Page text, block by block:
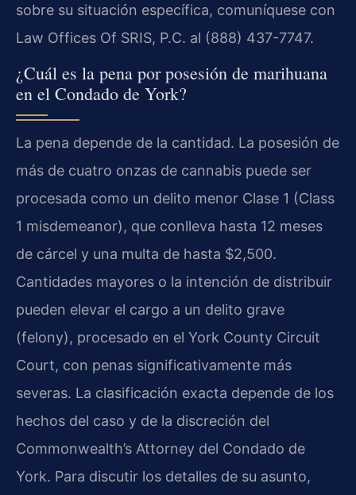
sobre su situación específica, comuníquese con
Law Offices Of SRIS, P.C. al (888) 437-7747.
¿Cuál es la pena por posesión de marihuana
en el Condado de York?
La pena depende de la cantidad. La posesión de
más de cuatro onzas de cannabis puede ser
procesada como un delito menor Clase 1 (Class
1 misdemeanor), que conlleva hasta 12 meses
de cárcel y una multa de hasta $2,500.
Cantidades mayores o la intención de distribuir
pueden elevar el cargo a un delito grave
(felony), procesado en el York County Circuit
Court, con penas significativamente más
severas. La clasificación exacta depende de los
hechos del caso y de la discreción del
Commonwealth’s Attorney del Condado de
York. Para discutir los detalles de su asunto,